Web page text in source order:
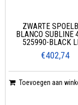
ZWARTE
BLANCO SUBLINE
525990-BLACK
€402,74
Toevoegen aan